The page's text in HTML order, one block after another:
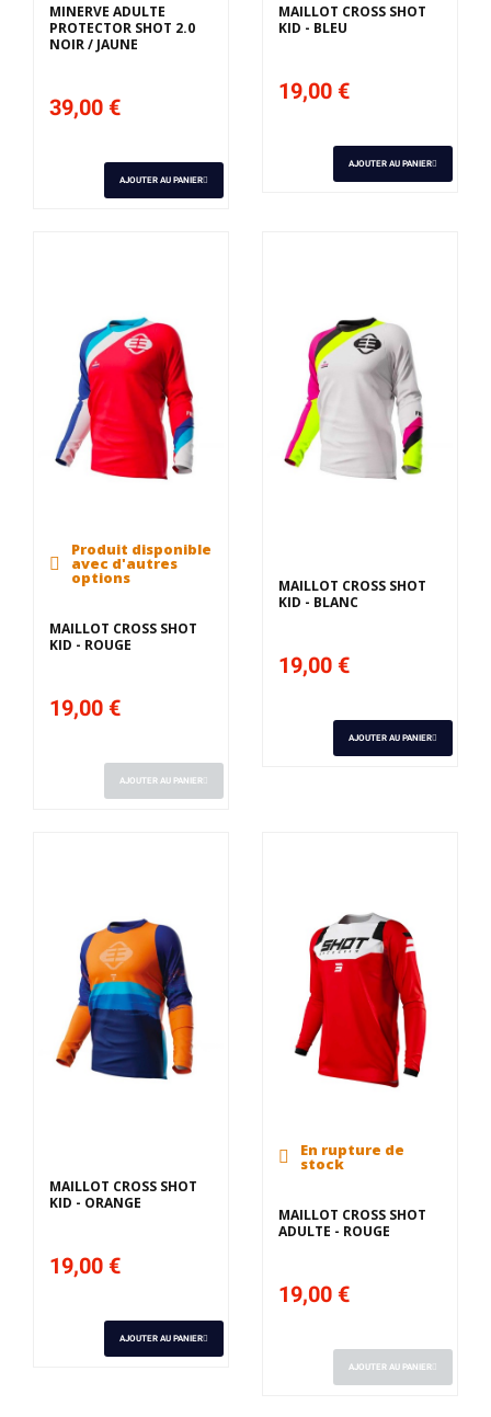
MINERVE ADULTE
PROTECTOR SHOT 2.0
NOIR / JAUNE
39,00 €
AJOUTER AU PANIER
MAILLOT CROSS SHOT
KID - BLEU
19,00 €
AJOUTER AU PANIER
Produit disponible
avec d'autres
options
MAILLOT CROSS SHOT
KID - ROUGE
19,00 €
AJOUTER AU PANIER
MAILLOT CROSS SHOT
KID - BLANC
19,00 €
AJOUTER AU PANIER
MAILLOT CROSS SHOT
KID - ORANGE
19,00 €
AJOUTER AU PANIER
En rupture de
stock
MAILLOT CROSS SHOT
ADULTE - ROUGE
19,00 €
AJOUTER AU PANIER